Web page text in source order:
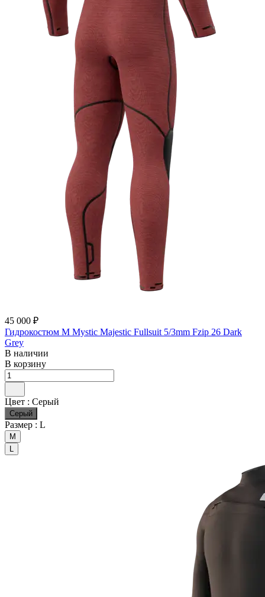
45 000 ₽
Гидрокостюм М Mystic Majestic Fullsuit 5/3mm Fzip 26 Dark
Grey
В наличии
В корзину
Цвет : Серый
Серый
Размер : L
M